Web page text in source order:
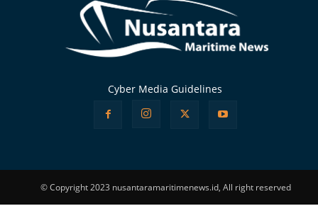
Cyber Media Guidelines
© Copyright 2023 nusantaramaritimenews.id, All right reserved